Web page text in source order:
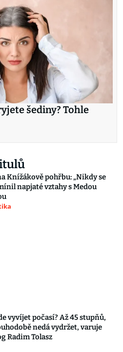
šediny? Tohle
Knížákově pohřbu: „Nikdy se
napjaté vztahy s Medou
vyvíjet počasí? Až 45 stupňů,
nedá vydržet, varuje
Radim Tolasz